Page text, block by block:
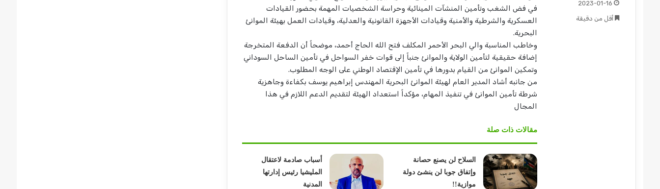
في فض الشغب وتأمين المنشآت المينائية وحراسة الشخصيات المهمة بحضور القيادات
العسكرية والشرطية والأمنية وقيادات الأجهزة القانونية والعدلية، وقيادات العمل بهيئة الموانئ
البحرية.
وخاطب المناسبة والي البحر الأحمر المكلف فتح الله الحاج أحمد، موضحاً أن الدفعة المتخرجة
إضافة حقيقية لتأمين الولاية والموانئ جنباً إلى قوات خفر السواحل في تأمين الساحل السوداني
وتمكين الموانئ من القيام بدورها في تأمين الإقتصاد الوطني على الوجه المطلوب.
من جانبه أشاد المدير العام لهيئة الموانئ البحرية المهندس إبراهيم يوسف بكفاءة وجاهزية
شرطة تأمين الموانئ في تنفيذ المهام، مؤكداً استعداد الهيئة لتقديم الدعم اللازم في هذا
المجال
مقالات ذات صلة
السلاح لن يصنع حصانة
وإتفاق جوبا لن ينشئ دولة
موازية!!
أسباب صادمة لاعتقال
المليشيا رئيس إدارتها
المدنية
2023-01-16
أقل من دقيقة